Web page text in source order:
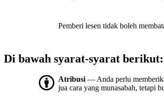
Pemberi lesen tidak boleh
Di bawah syarat-syarat berikut:
Atribusi — Anda perlu
jua cara yang munasabah, tetapi